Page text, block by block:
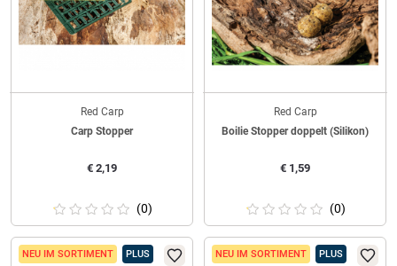
Red Carp
Carp Stopper
€ 2,19
(0)
Red Carp
Boilie Stopper doppelt (Silikon)
€ 1,59
(0)
NEU IM SORTIMENT PLUS NEU IM SORTIMENT PLUS